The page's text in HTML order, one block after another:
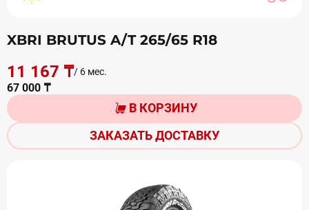
XBRI BRUTUS A/T 265/65 R18
11 167 ₸/ 6 мес.
67 000 ₸
В КОРЗИНУ
ЗАКАЗАТЬ ДОСТАВКУ